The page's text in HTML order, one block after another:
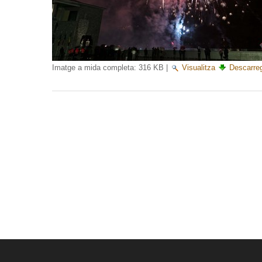
Imatge a mida completa: 316 KB Visualitza